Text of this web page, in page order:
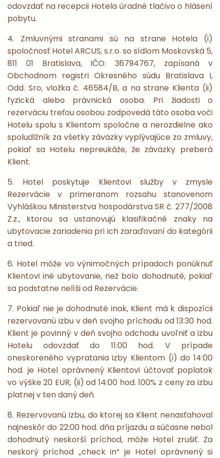
odovzdať na recepcii Hotela úradné tlačivo o hlásení
pobytu.
4. Zmluvnými stranami sú na strane Hotela (i)
spoločnosť Hotel ARCUS, s.r.o. so sídlom Moskovská 5,
811 01 Bratislava, IČO: 36794767, zapísaná v
Obchodnom registri Okresného súdu Bratislava I,
Odd. Sro, vložka č. 46584/B, a na strane Klienta (ii)
fyzická alebo právnická osoba. Pri žiadosti o
rezerváciu treťou osobou zodpovedá táto osoba voči
Hotelu spolu s Klientom spoločne a nerozdielne ako
spoludlžník za všetky záväzky vyplývajúce zo zmluvy,
pokiaľ sa Hotelu nepreukáže, že záväzky preberá
Klient.
5. Hotel poskytuje Klientovi služby v zmysle
Rezervácie v primeranom rozsahu stanovenom
Vyhláškou Ministerstva hospodárstva SR č. 277/2008
Z.z., ktorou sa ustanovujú klasifikačné znaky na
ubytovacie zariadenia pri ich zaraďovaní do kategórii
a tried.
6. Hotel môže vo výnimočných prípadoch ponúknuť
Klientovi iné ubytovanie, než bolo dohodnuté, pokiaľ
sa podstatne nelíši od Rezervácie.
7. Pokiaľ nie je dohodnuté inak, Klient má k dispozícii
rezervovanú izbu v deň svojho príchodu od 13:30 hod.
Klient je povinný v deň svojho odchodu uvoľniť a izbu
Hotelu odovzdať do 11:00 hod. V prípade
oneskoreného vypratania izby Klientom (i) do 14:00
hod. je Hotel oprávnený Klientovi účtovať poplatok
vo výške 20 EUR, (ii) od 14:00 hod. 100% z ceny za izbu
platnej v ten daný deň.
8. Rezervovanú izbu, do ktorej sa Klient nenasťahoval
najneskôr do 22:00 hod. dňa príjazdu a súčasne nebol
dohodnutý neskorší príchod, môže Hotel zrušiť. Za
neskorý príchod „check in“ je Hotel oprávnený si